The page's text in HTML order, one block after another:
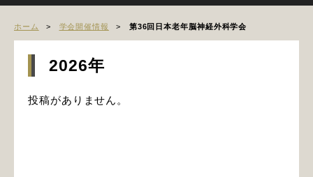
ホーム 学会開催情報 第36回日本老年脳神経外科学会
2026年
投稿がありません。